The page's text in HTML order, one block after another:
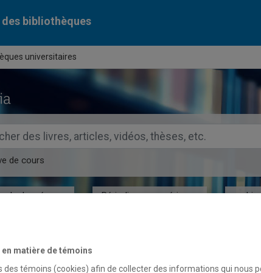
bibliothèques
universitaires
dans le catalogue des bibliothèques de l'UQAM
de cours
de données Périodiques numériques
défis des bibliothèques
matière de témoins
des témoins (cookies) afin de collecter des informations qui nous